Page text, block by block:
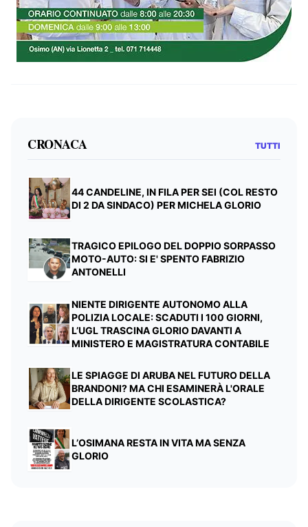
CRONACA TUTTI
44 CANDELINE, IN FILA PER SEI (COL RESTO
DI 2 DA SINDACO) PER MICHELA GLORIO
TRAGICO EPILOGO DEL DOPPIO SORPASSO
MOTO-AUTO: SI E' SPENTO FABRIZIO
ANTONELLI
NIENTE DIRIGENTE AUTONOMO ALLA
POLIZIA LOCALE: SCADUTI I 100 GIORNI,
L’UGL TRASCINA GLORIO DAVANTI A
MINISTERO E MAGISTRATURA CONTABILE
LE SPIAGGE DI ARUBA NEL FUTURO DELLA
BRANDONI? MA CHI ESAMINERÀ L'ORALE
DELLA DIRIGENTE SCOLASTICA?
L’OSIMANA RESTA IN VITA MA SENZA
GLORIO